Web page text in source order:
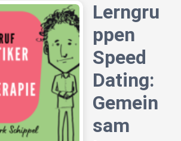
Lerngru
ppen
Speed
Dating:
Gemein
sam